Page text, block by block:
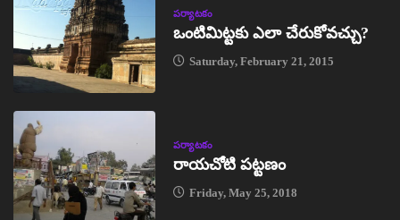
పర్యాటకం
ఒంటిమిట్టకు ఎలా చేరుకోవచ్చు?
Saturday, February 21, 2015
పర్యాటకం
రాయచోటి పట్టణం
Friday, May 25, 2018